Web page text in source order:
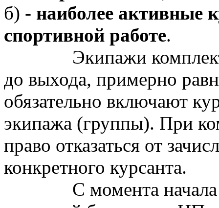
б) - наиболее активные
спортивной работе.
Экипажи
до выхода, примерно
обязательно включают
экипажа (группы). При
право отказаться от
конкретного курсанта.
С момента